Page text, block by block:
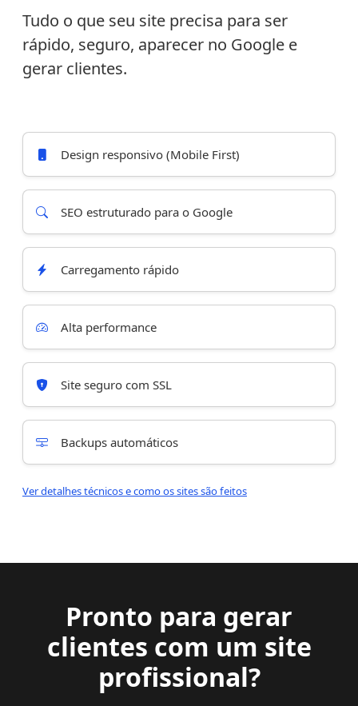
Tudo o que seu site precisa para ser
rápido, seguro, aparecer no Google e
gerar clientes.
Design responsivo (Mobile First)
SEO estruturado para o Google
Carregamento rápido
Alta performance
Site seguro com SSL
Backups automáticos
Ver detalhes técnicos e como os sites são feitos
Pronto para gerar
clientes com um site
profissional?